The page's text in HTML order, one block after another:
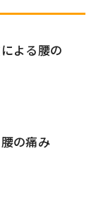
よる腰の
の痛み